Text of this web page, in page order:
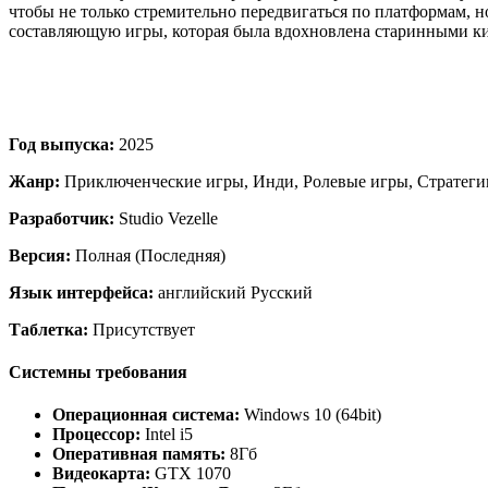
чтобы не только стремительно передвигаться по платформам,
составляющую игры, которая была вдохновлена старинными
Год выпуска: 2025
Жанр: Приключенческие игры, Инди, Ролевые игры,
Разработчик: Studio Vezelle
Версия: Полная (Последняя)
Язык интерфейса: английский Русский
Таблетка: Присутствует
Системны требования
Операционная система: Windows 10 (64bit)
Процессор: Intel i5
Оперативная память: 8Гб
Видеокарта: GTX 1070